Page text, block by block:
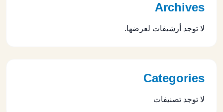
Archives
لا توجد أرشيفات لعرضها.
Categories
لا توجد تصنيفات